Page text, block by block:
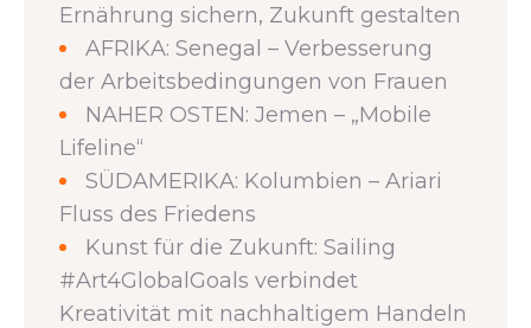
Ernährung sichern, Zukunft gestalten
AFRIKA: Senegal – Verbesserung
der Arbeitsbedingungen von Frauen
NAHER OSTEN: Jemen – „Mobile
Lifeline“
SÜDAMERIKA: Kolumbien – Ariari
Fluss des Friedens
Kunst für die Zukunft: Sailing
#Art4GlobalGoals verbindet
Kreativität mit nachhaltigem Handeln